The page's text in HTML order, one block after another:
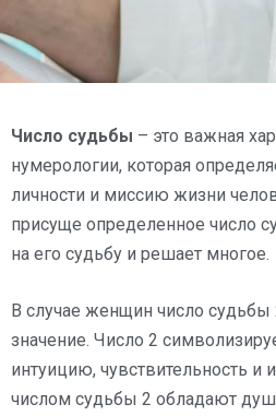
Число судьбы – это важная
нумерологии, которая
личности и миссию жизни
присуще определенное число
на его судьбу и решает многое.
В случае женщин число судьбы
значение. Число 2
интуицию, чувствительность
числом судьбы 2 обладают